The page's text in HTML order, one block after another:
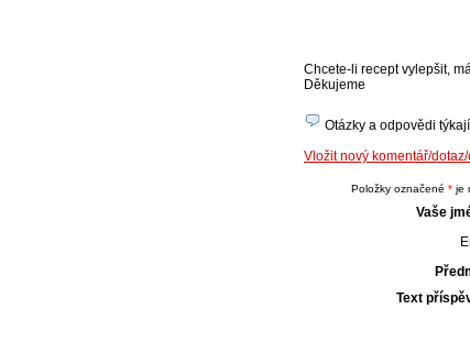
Chcete-li recept vylepšit,
Děkujeme
Otázky a odpovědi
Vložit nový komentář/
Položky označené * je
Vaše
Text